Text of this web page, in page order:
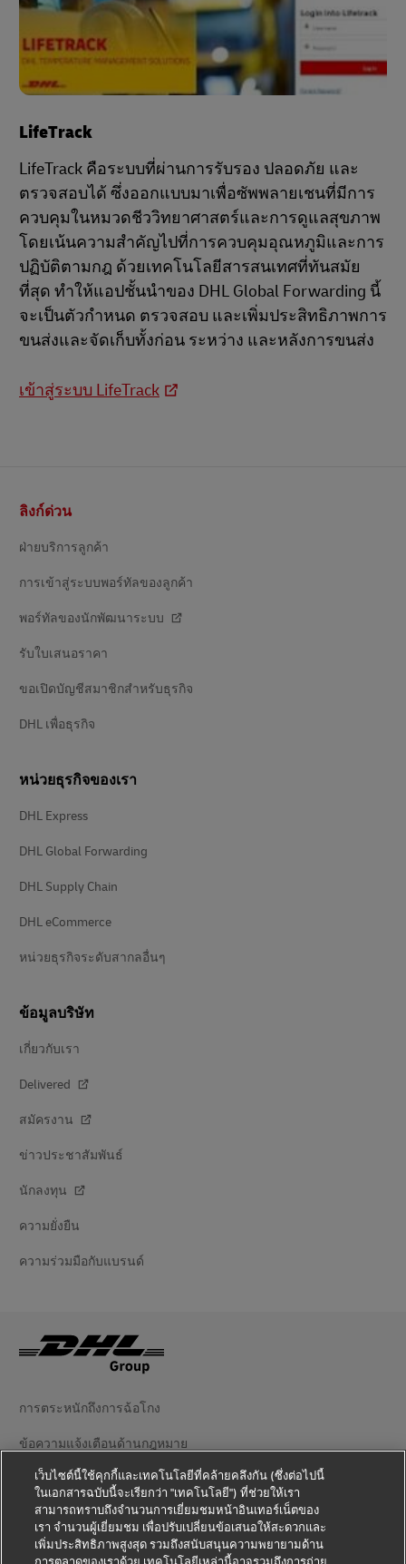
LifeTrack
LifeTrack คือระบบที่ผ่านการรับรอง ปลอดภัย และ
ตรวจสอบได้ ซึ่งออกแบบมาเพื่อซัพพลายเชนที่มีการ
ควบคุมในหมวดชีววิทยาศาสตร์และการดูแลสุขภาพ
โดยเน้นความสำคัญไปที่การควบคุมอุณหภูมิและการ
ปฏิบัติตามกฎ ด้วยเทคโนโลยีสารสนเทศที่ทันสมัย
ที่สุด ทำให้แอปชั้นนำของ DHL Global Forwarding นี้
จะเป็นตัวกำหนด ตรวจสอบ และเพิ่มประสิทธิภาพการ
ขนส่งและจัดเก็บทั้งก่อน ระหว่าง และหลังการขนส่ง
เข้าสู่ระบบ LifeTrack
ท้าย
ลิงก์ด่วน
ฝ่ายบริการลูกค้า
การเข้าสู่ระบบพอร์ทัลของลูกค้า
พอร์ทัลของนักพัฒนาระบบ
รับใบเสนอราคา
ขอเปิดบัญชีสมาชิกสำหรับธุรกิจ
DHL เพื่อธุรกิจ
หน่วยธุรกิจของเรา
DHL Express
DHL Global Forwarding
DHL Supply Chain
DHL eCommerce
หน่วยธุรกิจระดับสากลอื่นๆ
ข้อมูลบริษัท
เกี่ยวกับเรา
Delivered
สมัครงาน
ข่าวประชาสัมพันธ์
นักลงทุน
ความยั่งยืน
ความร่วมมือกับแบรนด์
การตระหนักถึงการฉ้อโกง
ข้อความแจ้งเตือนด้านกฎหมาย
ข้อตกลงในการใช้งาน
ข้อความแจ้งเตือนความเป็นส่วนตัว
ข้อมูลเพิ่มเติม
เว็บไซต์นี้ใช้คุกกี้และเทคโนโลยีที่คล้ายคลึงกัน (ซึ่งต่อไปนี้
ในเอกสารฉบับนี้จะเรียกว่า "เทคโนโลยี") ที่ช่วยให้เรา
สามารถทราบถึงจำนวนการเยี่ยมชมหน้าอินเทอร์เน็ตของ
เรา จำนวนผู้เยี่ยมชม เพื่อปรับเปลี่ยนข้อเสนอให้สะดวกและ
เพิ่มประสิทธิภาพสูงสุด รวมถึงสนับสนุนความพยายามด้าน